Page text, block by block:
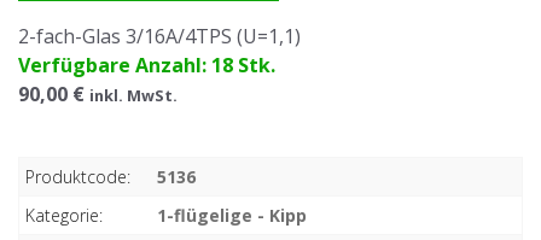
2-fach-Glas 3/16A/4TPS (U=1,1)
Verfügbare Anzahl: 18 Stk.
90,00 € inkl. MwSt.
Produktcode:
5136
Kategorie:
1-flügelige - Kipp